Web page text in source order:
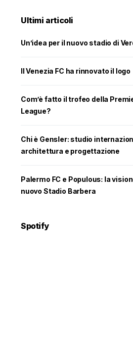
Ultimi articoli
Un’idea per il nuovo stadio di
Il Venezia FC ha rinnovato il logo
Com’è fatto il trofeo della
League?
Chi è Gensler: studio
architettura e progettazione
Palermo FC e Populous: la
nuovo Stadio Barbera
Spotify